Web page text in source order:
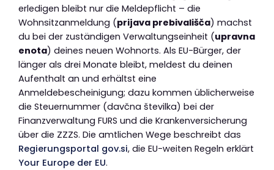
erledigen bleibt nur die Meldepflicht – die
Wohnsitzanmeldung (prijava prebivališča) machst
du bei der zuständigen Verwaltungseinheit (upravna
enota) deines neuen Wohnorts. Als EU-Bürger, der
länger als drei Monate bleibt, meldest du deinen
Aufenthalt an und erhältst eine
Anmeldebescheinigung; dazu kommen üblicherweise
die Steuernummer (davčna številka) bei der
Finanzverwaltung FURS und die Krankenversicherung
über die ZZZS. Die amtlichen Wege beschreibt das
Regierungsportal gov.si, die EU-weiten Regeln erklärt
Your Europe der EU.